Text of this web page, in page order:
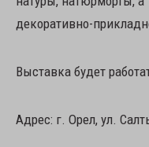
декоративно-
Выставка будет
Адрес: г. Орел, ул.